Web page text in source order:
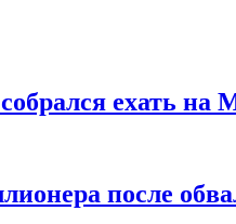
ехать на
после